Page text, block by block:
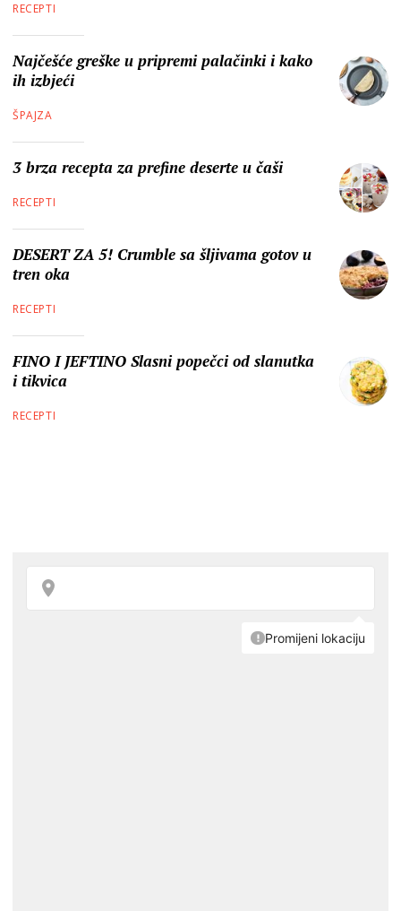
RECEPTI
Najčešće greške u pripremi palačinki i kako
ih izbjeći
ŠPAJZA
3 brza recepta za prefine deserte u čaši
RECEPTI
DESERT ZA 5! Crumble sa šljivama gotov u
tren oka
RECEPTI
FINO I JEFTINO Slasni popečci od slanutka
i tikvica
RECEPTI